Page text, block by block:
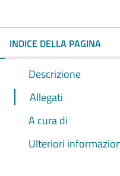
INDICE DELLA PAGINA
Descrizione
Allegati
A cura di
Ulteriori